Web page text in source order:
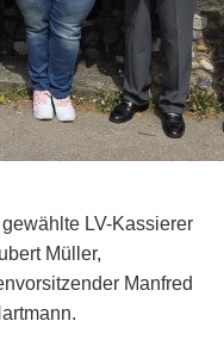
LV-Kassierer
Müller,
Manfred